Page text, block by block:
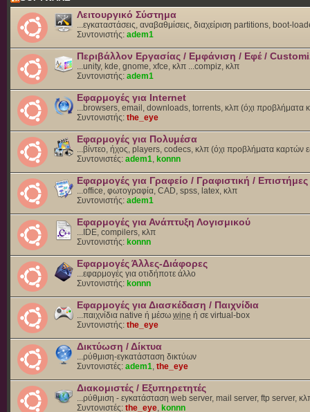
Λειτουργικό Σύστημα
...εγκαταστάσεις, αναβαθμίσεις, διαχείριση partitions, boot-
Συντονιστής: adem1
Περιβάλλον Εργασίας / Εμφάνιση / Εφέ /
...unity, kde, gnome, xfce, κλπ ...compiz, κλπ
Συντονιστής: adem1
Εφαρμογές για Internet
...browsers, email, downloads, torrents, κλπ (όχι προβλήματα
Συντονιστής: the_eye
Εφαρμογές για Πολυμέσα
...βίντεο, ήχος, players, codecs, κλπ (όχι προβλήματα καρτών
Συντονιστές: adem1 konnn
Εφαρμογές για Γραφείο / Γραφιστική / Επιστήμες
...office, φωτογραφία, CAD, spss, latex, κλπ
Συντονιστής: adem1
Εφαρμογές για Ανάπτυξη Λογισμικού
...IDE, compilers, κλπ
Συντονιστής: konnn
Εφαρμογές Άλλες-Διάφορες
...εφαρμογές για οτιδήποτε άλλο
Συντονιστής: konnn
Εφαρμογές για Διασκέδαση / Παιχνίδια
...παιχνίδια native ή μέσω wine ή σε virtual-box
Συντονιστής: the_eye
Δικτύωση / Δίκτυα
...ρύθμιση-εγκατάσταση δικτύων
Συντονιστές: adem1 the_eye
Διακομιστές / Εξυπηρετητές
...ρύθμιση - εγκατάσταση web server, mail server, ftp server,
Συντονιστές: the_eye konnn